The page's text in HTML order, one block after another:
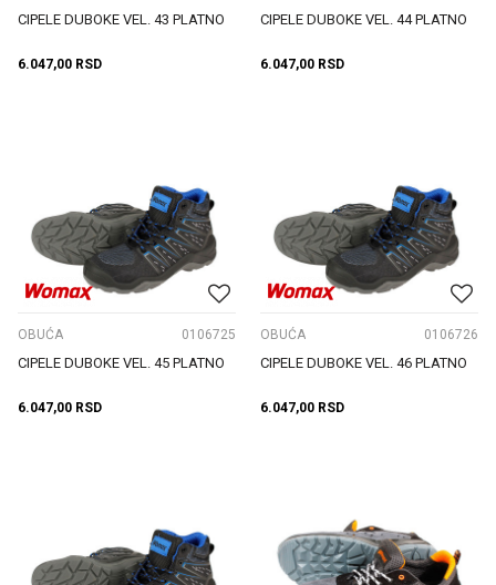
CIPELE DUBOKE VEL. 43 PLATNO
6.047,00 RSD
CIPELE DUBOKE VEL. 44 PLATNO
6.047,00 RSD
OBUĆA 0106725
CIPELE DUBOKE VEL. 45 PLATNO
6.047,00 RSD
OBUĆA 0106726
CIPELE DUBOKE VEL. 46 PLATNO
6.047,00 RSD